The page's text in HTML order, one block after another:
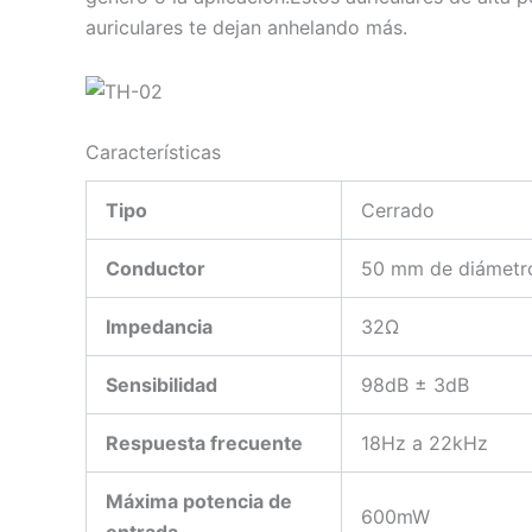
auriculares te dejan anhelando más.
Características
Tipo Cerrado
Conductor 50 mm de
Impedancia 32Ω
Sensibilidad 98dB ± 3dB
Respuesta frecuente 18Hz a 22kHz
Máxima potencia de
600mW